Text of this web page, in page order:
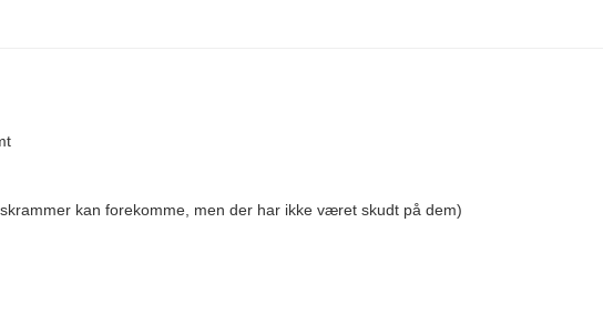
kan forekomme, men der har ikke været skudt på dem)